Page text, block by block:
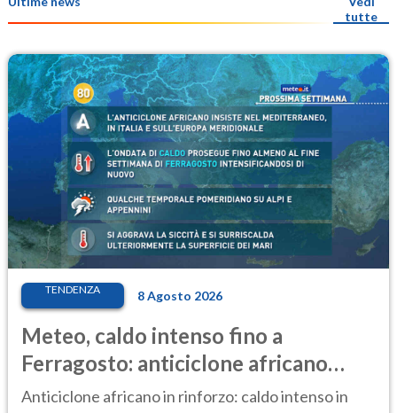
tutte
TENDENZA 8 Agosto 2026
Meteo, caldo intenso fino a
Ferragosto: anticiclone africano
ancora protagonista
Anticiclone africano in rinforzo: caldo intenso in